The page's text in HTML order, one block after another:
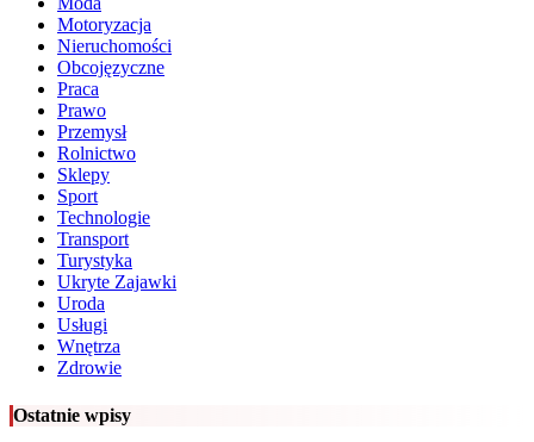
Motoryzacja
Nieruchomości
Obcojęzyczne
Praca
Prawo
Przemysł
Rolnictwo
Sklepy
Sport
Technologie
Transport
Turystyka
Ukryte Zajawki
Uroda
Usługi
Wnętrza
Zdrowie
Ostatnie wpisy